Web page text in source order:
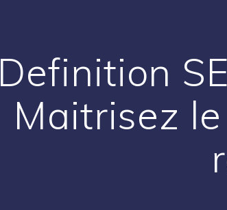
Definition
Maitrisez